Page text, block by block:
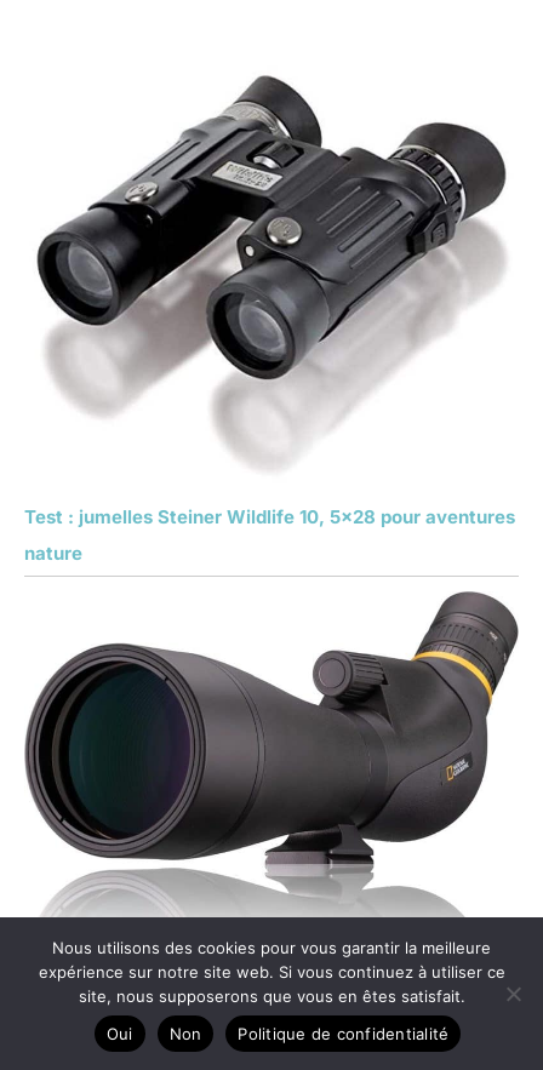
Test : jumelles Steiner Wildlife 10, 5×28 pour aventures
nature
Test du National Geographic Adventurer 20-60×80
étanche : zoom parfait pour observer la nature
Nous utilisons des cookies pour vous garantir la meilleure
expérience sur notre site web. Si vous continuez à utiliser ce
site, nous supposerons que vous en êtes satisfait.
Oui
Non Politique de confidentialité